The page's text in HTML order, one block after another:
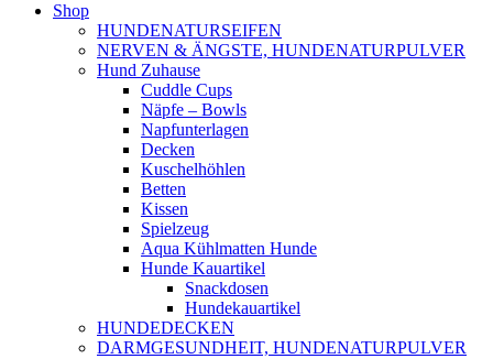
Shop
HUNDENATURSEIFEN
NERVEN & ÄNGSTE, HUNDENATURPULVER
Hund Zuhause
Cuddle Cups
Näpfe – Bowls
Napfunterlagen
Decken
Kuschelhöhlen
Betten
Kissen
Spielzeug
Aqua Kühlmatten Hunde
Hunde Kauartikel
Snackdosen
Hundekauartikel
HUNDEDECKEN
DARMGESUNDHEIT, HUNDENATURPULVER